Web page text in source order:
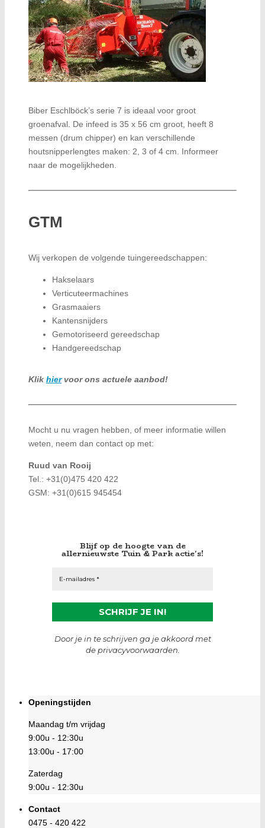
Biber Eschlböck’s serie 7 is ideaal voor groot
groenafval. De infeed is 35 x 56 cm groot, heeft 8
messen (drum chipper) en kan verschillende
houtsnipperlengtes maken: 2, 3 of 4 cm. Informeer
naar de mogelijkheden.
GTM
Wij verkopen de volgende tuingereedschappen:
Hakselaars
Verticuteermachines
Grasmaaiers
Kantensnijders
Gemotoriseerd gereedschap
Handgereedschap
Klik hiervoor ons actuele aanbod!
Mocht u nu vragen hebben, of meer informatie willen
weten, neem dan contact op met:
Ruud van Rooij
Tel.: +31(0)475 420 422
GSM: +31(0)615 945454
Blijf op de hoogte van de
allernieuwste Tuin & Park actie's!
Door je in te schrijven ga je akkoord met
de privacyvoorwaarden.
Openingstijden
Maandag t/m vrijdag
9:00u - 12:30u
13:00u - 17:00
Zaterdag
9:00u - 12:30u
Contact
0475 - 420 422